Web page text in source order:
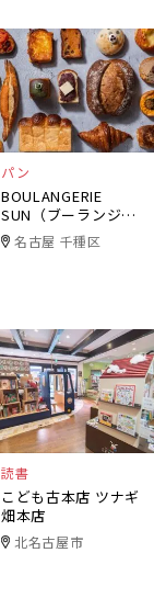
パン
BOULANGERIE
SUN（ブーランジェ
リー・サン）
名古屋 千種区
読書
こども古本店 ツナギ
畑本店
北名古屋市